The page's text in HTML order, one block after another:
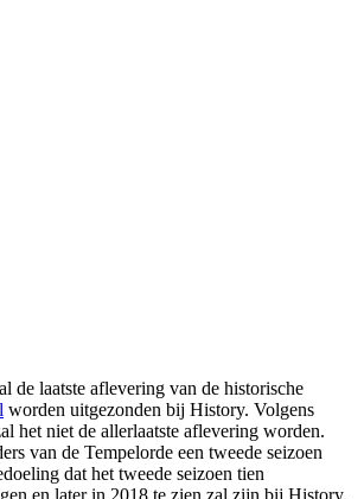
de laatste aflevering van de historische
worden uitgezonden bij History. Volgens
het niet de allerlaatste aflevering worden.
van de Tempelorde een tweede seizoen
dat het tweede seizoen tien